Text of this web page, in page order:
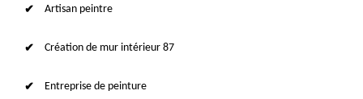
Artisan peintre
Création de mur intérieur 87
Entreprise de peinture